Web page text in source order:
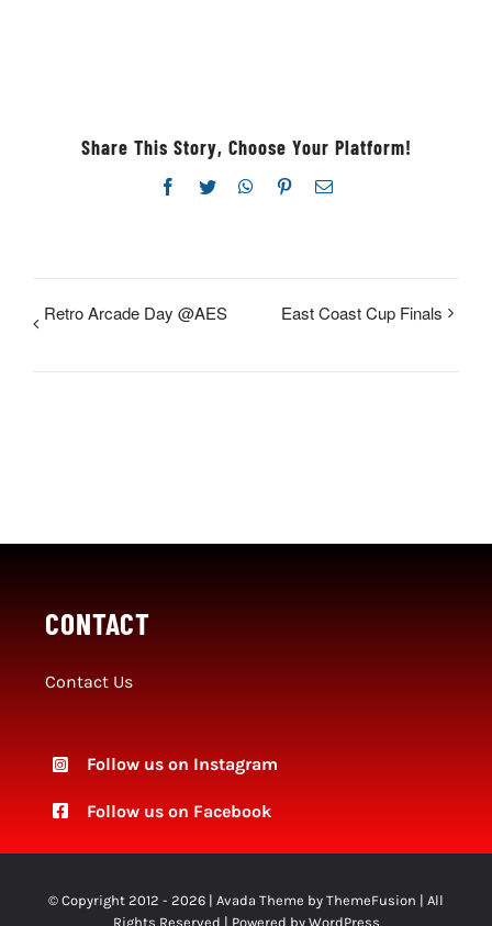
Share This Story, Choose Your Platform!
Facebook
TwitterWhatsApp
PinterestEmail
Retro Arcade Day @AES East Coast Cup Finals
CONTACT
Contact Us
Follow us on Instagram
Follow us on Facebook
© Copyright 2012 - 2026 | Avada Theme by ThemeFusion | All
Rights Reserved | Powered by WordPress